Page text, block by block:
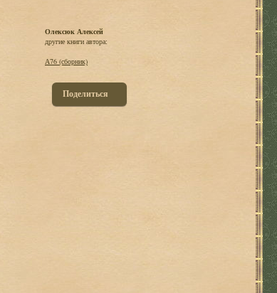
Олексюк Алексей
другие книги автора:
А76 (сборник)
Поделиться